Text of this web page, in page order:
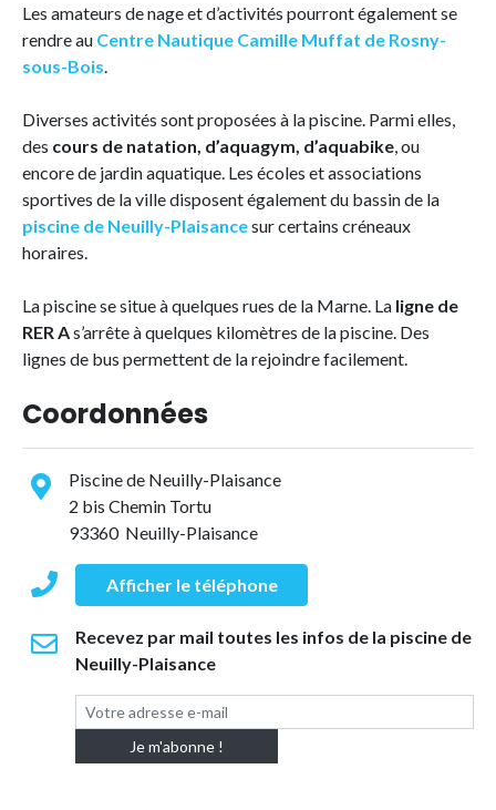
Les amateurs de nage et d’activités pourront également se
rendre au Centre Nautique Camille Muffat de Rosny-
sous-Bois.
Diverses activités sont proposées à la piscine. Parmi elles,
des cours de natation, d’aquagym, d’aquabike, ou
encore de jardin aquatique. Les écoles et associations
sportives de la ville disposent également du bassin de la
piscine de Neuilly-Plaisancesur certains créneaux
horaires.
La piscine se situe à quelques rues de la Marne. La ligne de
RER As’arrête à quelques kilomètres de la piscine. Des
lignes de bus permettent de la rejoindre facilement.
Coordonnées
Piscine de Neuilly-Plaisance
2 bis Chemin Tortu
93360 Neuilly-Plaisance
Afficher le téléphone
Recevez par mail toutes les infos de la piscine de
Neuilly-Plaisance